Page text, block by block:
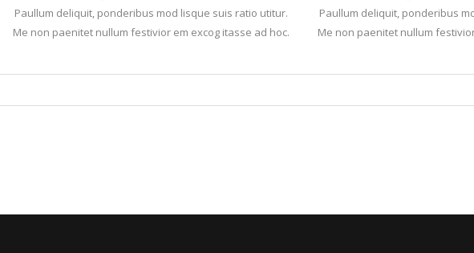
Paullum deliquit, ponderibus mod lisque suis ratio utitur.
Me non paenitet nullum festivior em excog itasse ad hoc.
Paullum deliquit, ponderibus
Me non paenitet nullum